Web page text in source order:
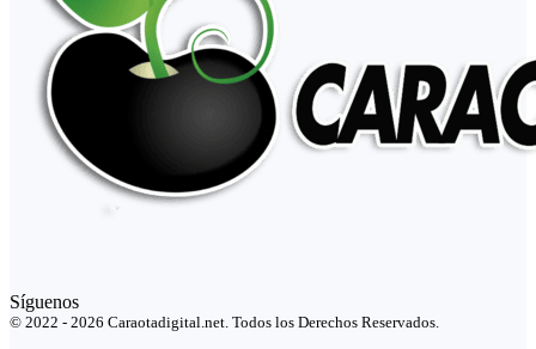
Síguenos
© 2022 - 2026 Caraotadigital.net. Todos los Derechos Reservados.